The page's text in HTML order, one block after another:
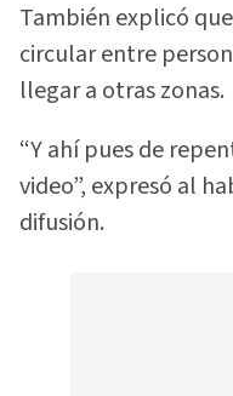
También explicó
circular entre
llegar a otras zonas.
“Y ahí pues de
video”, expresó al
difusión.